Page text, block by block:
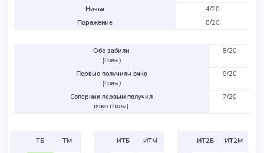
Ничья
4/20
Поражение
8/20
Обе забили
(Голы)
8/20
Первые получили очко
(Голы)
9/20
Соперник первым получил
очко (Голы)
7/20
ТБ
ТМ
ИТБ
ИТМ
ИТ2Б
ИТ2М